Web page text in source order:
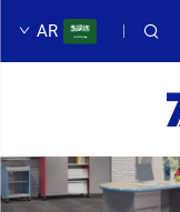
AR